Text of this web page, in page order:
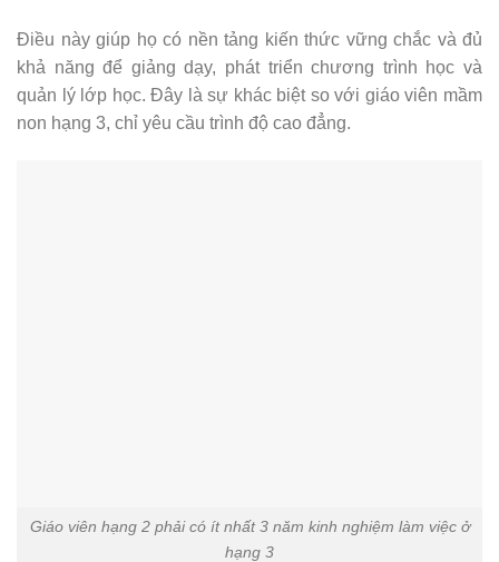
Điều này giúp họ có nền tảng kiến thức vững chắc và đủ
khả năng để giảng dạy, phát triển chương trình học và
quản lý lớp học. Đây là sự khác biệt so với giáo viên mầm
non hạng 3, chỉ yêu cầu trình độ cao đẳng.
Giáo viên hạng 2 phải có ít nhất 3 năm kinh nghiệm làm việc ở
hạng 3